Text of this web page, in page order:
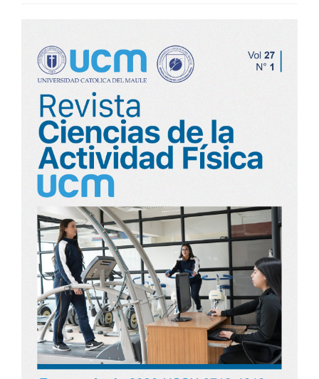
artículo